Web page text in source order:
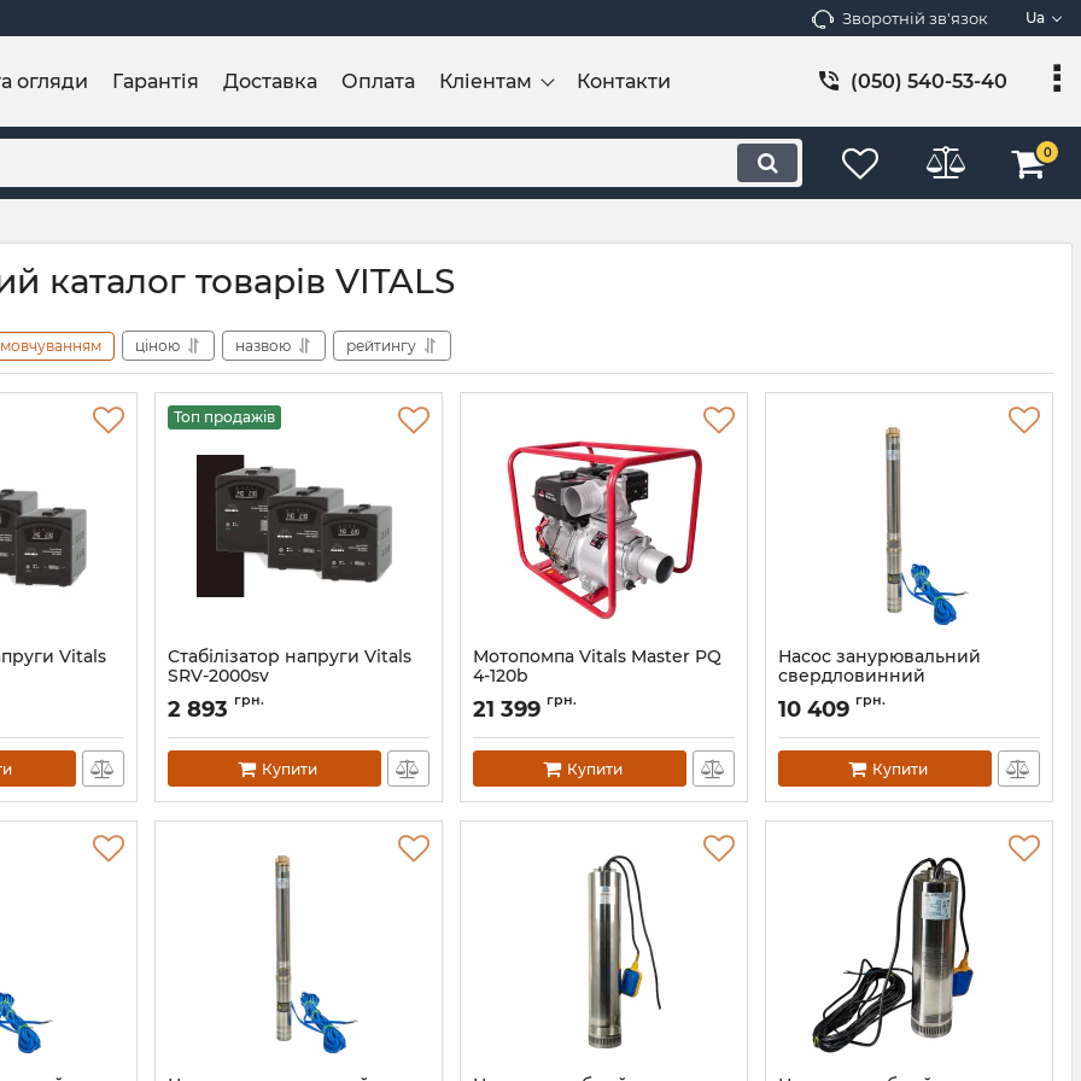
Зворотній зв'язок Ua
огляди Гарантія Доставка Оплата Кліентам Контакти (050) 540-53-40
0
каталог товарів VITALS
ціною назвою рейтингу
Vitals
Топ продажів
Стабілізатор напруги Vitals
SRV-2000sv
Артикул: 246601
2 893 грн.
Купити
Мотопомпа Vitals Master PQ
4-120b
Артикул: 148117
21 399 грн.
Купити
Насос занурювальний
свердловинний
відцентровий стійкий до
піску Vitals aqua PRO 3.5-
16SD 3059-1.2r
Артикул:
10 409 грн.
Купити